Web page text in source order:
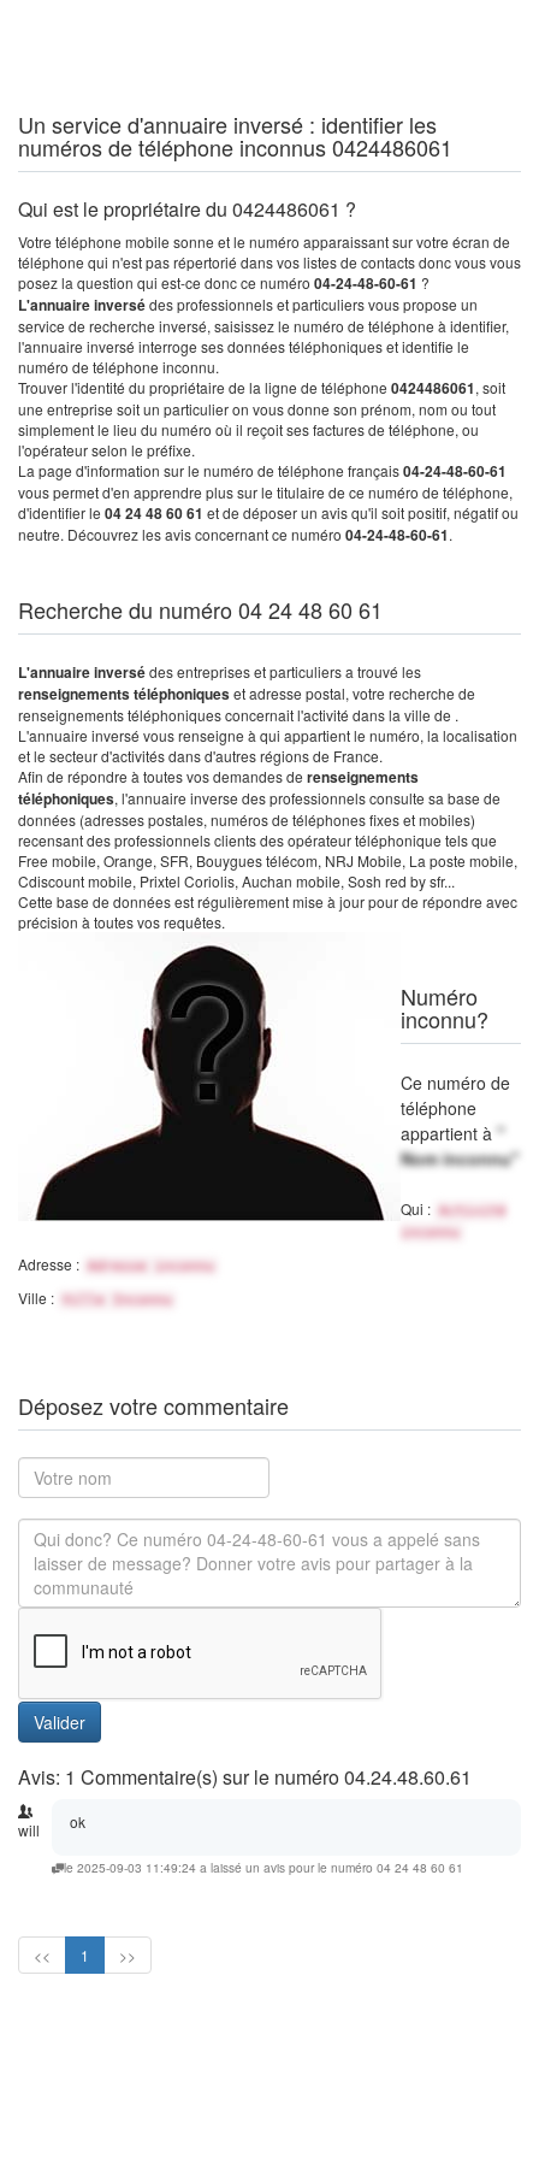
Un service d'annuaire inversé : identifier les
numéros de téléphone inconnus 0424486061
Qui est le propriétaire du 0424486061 ?
Votre téléphone mobile sonne et le numéro apparaissant sur votre écran de
téléphone qui n'est pas répertorié dans vos listes de contacts donc vous vous
posez la question qui est-ce donc ce numéro 04-24-48-60-61 ?
L'annuaire inversédes professionnels et particuliers vous propose un
service de recherche inversé, saisissez le numéro de téléphone à identifier,
l'annuaire inversé interroge ses données téléphoniques et identifie le
numéro de téléphone inconnu.
Trouver l'identité du propriétaire de la ligne de téléphone 0424486061, soit
une entreprise soit un particulier on vous donne son prénom, nom ou tout
simplement le lieu du numéro où il reçoit ses factures de téléphone, ou
l'opérateur selon le préfixe.
La page d'information sur le numéro de téléphone français04-24-48-60-61
vous permet d'en apprendre plus sur le titulaire de ce numéro de téléphone,
d'identifier le 04 24 48 60 61 et de déposer un avis qu'il soit positif, négatif ou
neutre. Découvrez les avis concernant ce numéro 04-24-48-60-61.
Recherche du numéro 04 24 48 60 61
L'annuaire inversédes entreprises et particuliers a trouvé les
renseignements téléphoniqueset adresse postal, votre recherche de
renseignements téléphoniques concernait l'activité dans la ville de .
L'annuaire inversé vous renseigne à qui appartient le numéro, la localisation
et le secteur d'activités dans d'autres régions de France.
Afin de répondre à toutes vos demandes de renseignements
téléphoniques, l'annuaire inverse des professionnels consulte sa base de
données (adresses postales, numéros de téléphones fixes et mobiles)
recensant des professionnels clients des opérateur téléphonique tels que
Free mobile, Orange, SFR, Bouygues télécom, NRJ Mobile, La poste mobile,
Cdiscount mobile, Prixtel Coriolis, Auchan mobile, Sosh red by sfr...
Cette base de données est régulièrement mise à jour pour de répondre avec
précision à toutes vos requêtes.
Numéro
inconnu?
Ce numéro de
téléphone
appartient à "
Nom inconnu"
Qui :
Activité
inconnu
Adresse : Adresse inconnu
Ville : Ville Inconnu
Déposez votre commentaire
Valider
Avis: 1 Commentaire(s) sur le numéro 04.24.48.60.61
will ok
le 2025-09-03 11:49:24 a laissé un avis pour le numéro 04 24 48 60 61
<< 1 >>